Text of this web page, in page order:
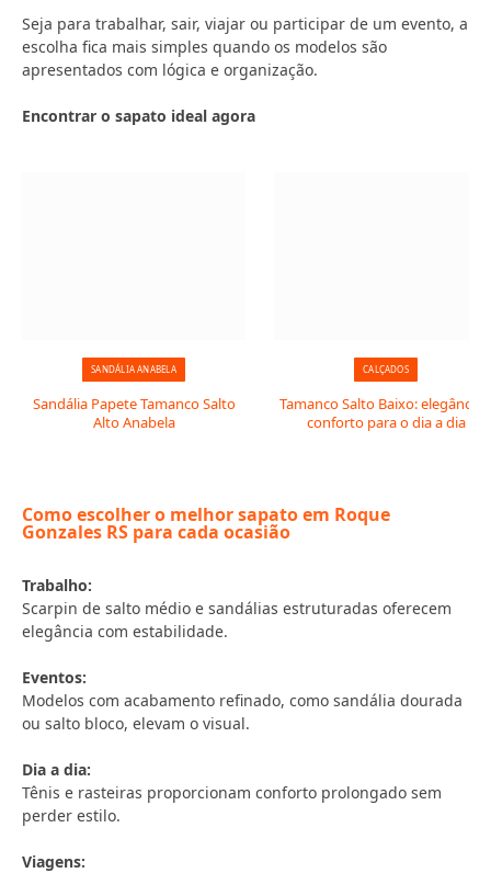
Seja para trabalhar, sair, viajar ou participar de um evento, a
escolha fica mais simples quando os modelos são
apresentados com lógica e organização.
Encontrar o sapato ideal agora
SANDÁLIA ANABELA
Sandália Papete Tamanco Salto
Alto Anabela
CALÇADOS
Tamanco Salto Baixo: elegância
conforto para o dia a dia
Como escolher o melhor sapato em Roque
Gonzales RS para cada ocasião
Trabalho:
Scarpin de salto médio e sandálias estruturadas oferecem
elegância com estabilidade.
Eventos:
Modelos com acabamento refinado, como sandália dourada
ou salto bloco, elevam o visual.
Dia a dia:
Tênis e rasteiras proporcionam conforto prolongado sem
perder estilo.
Viagens: